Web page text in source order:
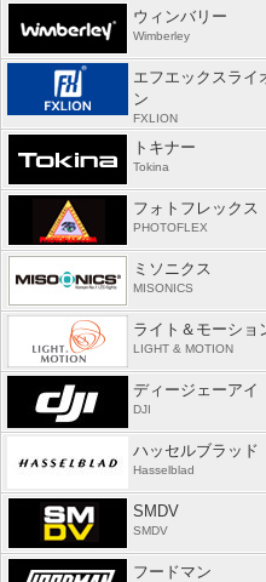
ウィンバリー
Wimberley
エフエックスライ
ン
FXLION
トキナー
Tokina
フォトフレックス
PHOTOFLEX
ミソニクス
MISONICS
ライト＆モーショ
LIGHT & MOTION
ディージェーアイ
DJI
ハッセルブラッド
Hasselblad
SMDV
SMDV
フードマン